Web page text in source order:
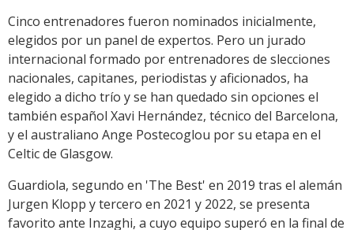
Cinco entrenadores fueron nominados inicialmente,
elegidos por un panel de expertos. Pero un jurado
internacional formado por entrenadores de slecciones
nacionales, capitanes, periodistas y aficionados, ha
elegido a dicho trío y se han quedado sin opciones el
también español Xavi Hernández, técnico del Barcelona,
y el australiano Ange Postecoglou por su etapa en el
Celtic de Glasgow.
Guardiola, segundo en 'The Best' en 2019 tras el alemán
Jurgen Klopp y tercero en 2021 y 2022, se presenta
favorito ante Inzaghi, a cuyo equipo superó en la final de